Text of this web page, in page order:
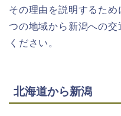
その理由を説明するた
つの地域から新潟への
ください。
北海道から新潟